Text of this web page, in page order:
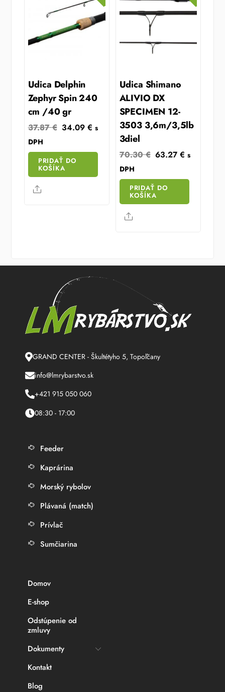
Udica Delphin
Zephyr Spin 240
cm /40 gr
37.87€ Original
was:
37.87 €.
34.09€ Current
is:
34.09 €.
s
DPH
PRIDAŤ DO
KOŠÍKA
Share
Udica Shimano
ALIVIO DX
SPECIMEN 12-
3503 3,6m/3,5lb
3diel
70.30€ Original
was:
70.30 €.
63.27€ Current
is:
s
DPH
PRIDAŤ DO
KOŠÍKA
Share
GRAND CENTER - Škultétyho 5, Topoľčany
info@lmrybarstvo.sk
+421 915 050 060
08:30 - 17:00
Feeder
Kaprárina
Morský rybolov
Plávaná (match)
Prívlač
Sumčiarina
Domov
E-shop
Odstúpenie od
zmluvy
Dokumenty
Kontakt
Blog